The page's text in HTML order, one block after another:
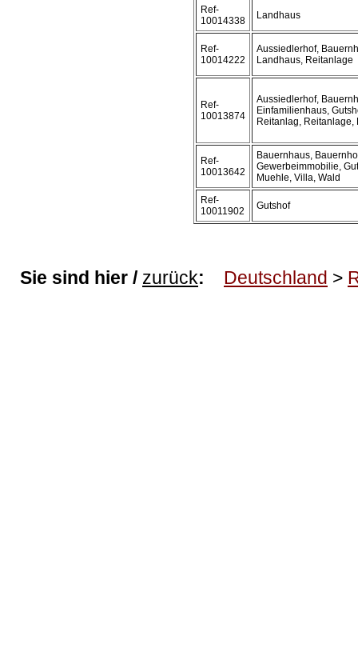
Ref-
10014338
Landhaus
Ref-
10014222
Aussiedlerhof,
Landhaus, Reitanlage
Ref-
10013874
Aussiedlerhof,
Einfamilienhaus,
Reitanlag, Reitanlage,
Ref-
10013642
Bauernhaus,
Gewerbeimmobilie,
Muehle, Villa, Wald
Ref-
10011902
Gutshof
Sie sind hier / zurück: Deutschland >